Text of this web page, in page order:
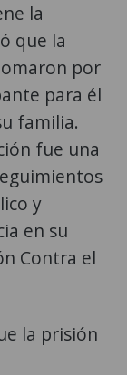
por
para él
familia.
fue una
y
en su
Contra el
la prisión
durante su